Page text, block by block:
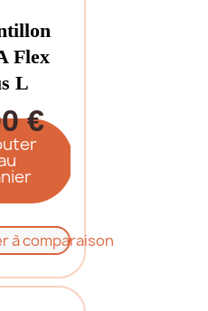
Flex
L
€
à comparaison